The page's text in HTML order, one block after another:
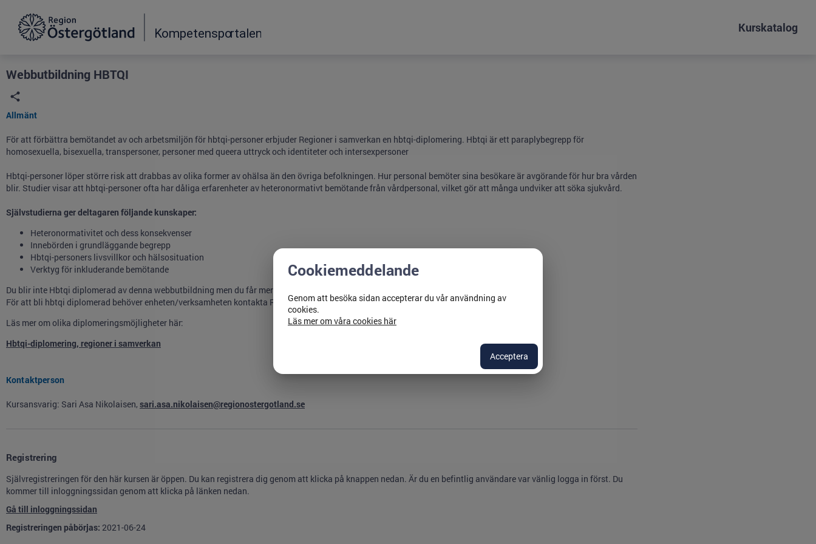
Grade
Portal
Kurskatalog
Webbutbildning HBTQI
Allmänt
För att förbättra bemötandet av och arbetsmiljön för hbtqi-personer erbjuder Regioner i samverkan en hbtqi-diplomering. Hbtqi är ett paraplybegrepp för
homosexuella, bisexuella, transpersoner, personer med queera uttryck och identiteter och intersexpersoner
Hbtqi-personer löper större risk att drabbas av olika former av ohälsa än den övriga befolkningen. Hur personal bemöter sina besökare är avgörande för hur bra vården
blir. Studier visar att hbtqi-personer ofta har dåliga erfarenheter av heteronormativt bemötande från vårdpersonal, vilket gör att många undviker att söka sjukvård.
Självstudierna ger deltagaren följande kunskaper:
Heteronormativitet och dess konsekvenser
Innebörden i grundläggande begrepp
Hbtqi-personers livsvillkor och hälsosituation
Verktyg för inkluderande bemötande
Du blir inte Hbtqi diplomerad av denna webbutbildning men du får mer kunskap om hbtqi frågor.
För att bli hbtqi diplomerad behöver enheten/verksamheten kontakta Regioner i Samverkan:
Läs mer om olika diplomeringsmöjligheter här:
Hbtqi-diplomering, regioner i samverkan
Kontaktperson
Kursansvarig: Sari Asa Nikolaisen, sari.asa.nikolaisen@regionostergotland.se
Registrering
Självregistreringen för den här kursen är öppen. Du kan registrera dig genom att klicka på knappen nedan. Är du en befintlig användare var vänlig logga in först. Du
kommer till inloggningssidan genom att klicka på länken nedan.
Gå till inloggningssidan
Registreringen påbörjas: 2021-06-24
Cookiemeddelande
Genom att besöka sidan accepterar du vår användning av
cookies.
Läs mer om våra cookies här
Acceptera